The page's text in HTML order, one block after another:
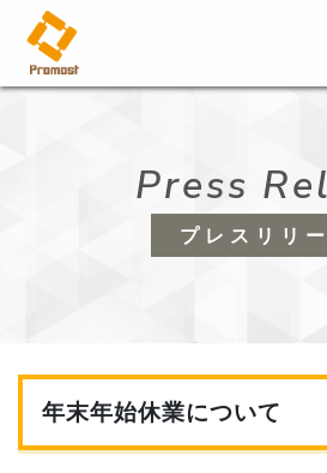
Press
プレスリリ
年末年始休業について